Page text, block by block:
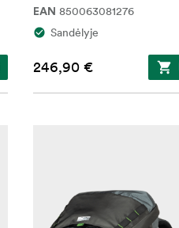
EAN 850063081276
Sandėlyje
246,90 €